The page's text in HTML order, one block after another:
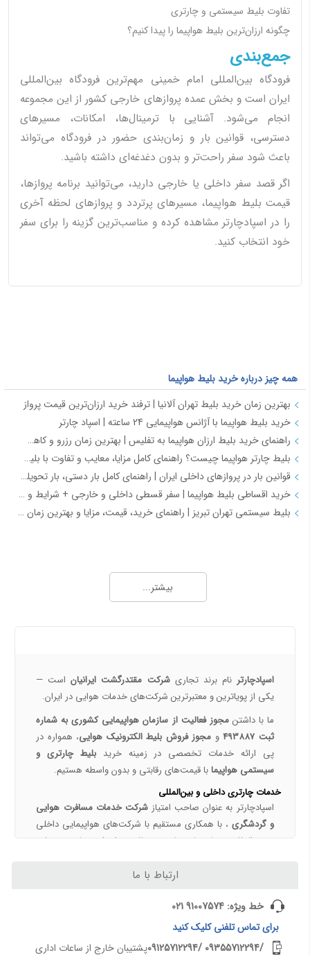
تفاوت بلیط سیستمی و چارتری
چگونه ارزان‌ترین بلیط هواپیما را پیدا کنیم؟
جمع‌بندی
فرودگاه بین‌المللی امام خمینی مهم‌ترین فرودگاه بین‌المللی
ایران است و بخش عمده پروازهای خارجی کشور از این مجموعه
انجام می‌شود. آشنایی با ترمینال‌ها، امکانات، مسیرهای
دسترسی، قوانین بار و زمان‌بندی حضور در فرودگاه می‌تواند
باعث شود سفر راحت‌تر و بدون دغدغه‌ای داشته باشید.
اگر قصد سفر داخلی یا خارجی دارید، می‌توانید برنامه پروازها،
قیمت بلیط هواپیما، مسیرهای پرتردد و پروازهای لحظه آخری
را در اسپادچارتر مشاهده کرده و مناسب‌ترین گزینه را برای سفر
خود انتخاب کنید.
همه چیز درباره خرید بلیط هواپیما
بهترین زمان خرید بلیط تهران آلانیا | ترفند خرید ارزان‌ترین قیمت پرواز
خرید بلیط هواپیما با آژانس هواپیمایی 24 ساعته | اسپاد چارتر
راهنمای خرید بلیط ارزان هواپیما به تفلیس | بهترین زمان رزرو و کاهش هزینه سفر
بلیط چارتر هواپیما چیست؟ راهنمای کامل مزایا، معایب و تفاوت با بلیط سیستمی
قوانین بار در پروازهای داخلی ایران | راهنمای کامل بار دستی، بار تحویلی و مقررات حمل بار
خرید اقساطی بلیط هواپیما | سفر قسطی داخلی و خارجی + شرایط و مدارک | اسپادچارتر
بلیط سیستمی تهران تبریز | راهنمای خرید، قیمت، مزایا و بهترین زمان رزرو
همه چیز درباره خرید بلیط هواپیما 3
نکات مهم و کلیدی خرید بلیط هواپیما
رزرو بلیط پرواز داخلی با اسپادچارتر
خرید بلیط چارتر با اسپادچارتر | تجربه سفر ارزان، سریع و مطمئن
بلیط لحظه آخری هواپیما خرید بلیط ارزان هواپیما
تعیین قیمت بلیط‌های چارتری و سیستمی
ویزای دبی؛ شرایط، هزینه و مدارک اخذ ویزای امارات
بیشتر...
اسپادچارتر نام برند تجاریشرکت مقتدرگشت ایرانیاناست —
یکی از پویا‌ترین و معتبرترین شرکت‌های خدمات هوایی در ایران.
ما با داشتنمجوز فعالیت از سازمان هواپیمایی کشوری به شماره
ثبت 493887
و مجوز فروش بلیط الکترونیک هوایی، همواره در
پی ارائه خدمات تخصصی در زمینه خرید بلیط چارتری و
سیستمی هواپیمابا قیمت‌های رقابتی و بدون واسطه هستیم.
خدمات چارتری داخلی و بین‌المللی
اسپادچارتر به عنوان صاحب امتیازشرکت خدمات مسافرت هوایی
و گردشگری ، با همکاری مستقیم با شرکت‌های هواپیمایی داخلی
و بین‌المللی، برنامه‌های چارتری منظمی را برای مقاصد مختلف
تهران، مشهد، اهواز، شیراز، تبریز، بندرعباس و ...
مقاصد خارجی:استانبول، دبی، آنکارا، باکو، عشق‌آباد، آلماتی،
بانکوک، شانگهای، پکن و ...
معنی نام "اسپادچارتر"
ارتباط با ما
خط ویژه: 91007574 021
برایتماس تلفنیکلیک کنید
/09355712294
/09125712294
پشتیبان خارج از ساعات اداری